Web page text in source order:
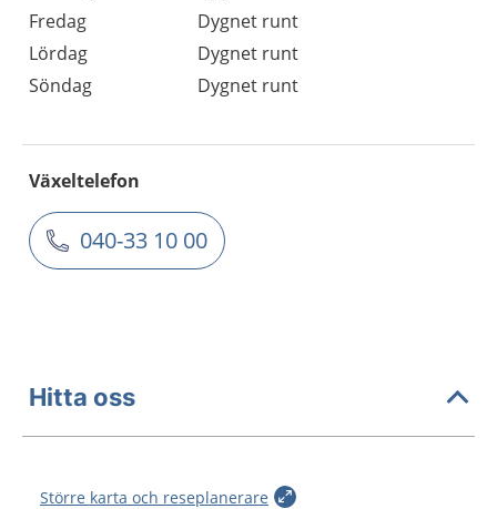
Fredag
Dygnet runt
Lördag
Dygnet runt
Söndag
Dygnet runt
Växeltelefon
040-33 10 00
Hitta oss
Större karta och reseplanerare